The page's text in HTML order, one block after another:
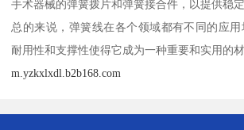
手术器械的弹簧拨片和弹簧接合件，以提供稳定
总的来说，弹簧线在各个领域都有不同的应用
耐用性和支撑性使得它成为一种重要和实用的材
m.yzkxlxdl.b2b168.com